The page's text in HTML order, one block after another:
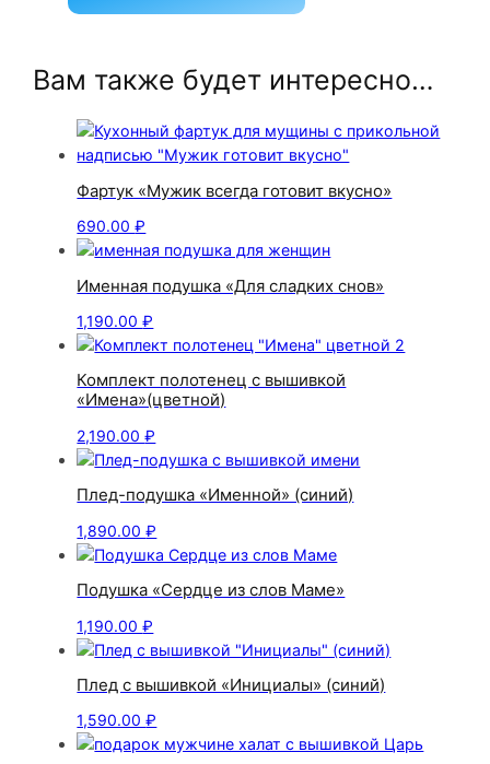
Вам также будет интересно…
Фартук «Мужик всегда готовит вкусно»
690.00₽
Именная подушка «Для сладких снов»
1,190.00₽
Комплект полотенец с вышивкой
«Имена»(цветной)
2,190.00₽
Плед-подушка «Именной» (синий)
1,890.00₽
Подушка «Сердце из слов Маме»
1,190.00₽
Плед с вышивкой «Инициалы» (синий)
1,590.00₽